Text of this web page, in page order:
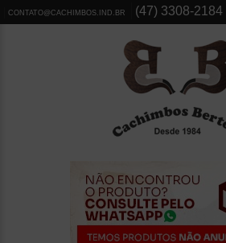
CONTATO@CACHIMBOS.IND.BR (47) 3308-2184